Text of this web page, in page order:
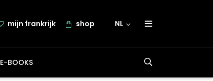
mijn frankrijk shop NL
over frankrijk.nl
E-BOOKS